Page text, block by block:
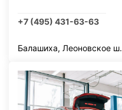
+7 (495) 431-63-63
Балашиха, Леоновское